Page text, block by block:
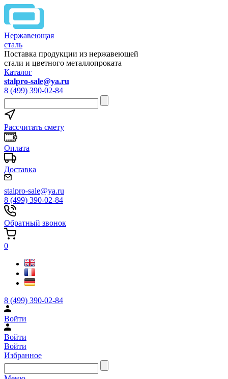
Нержавеющая
сталь
Поставка продукции из нержавеющей
стали и цветного металлопроката
Каталог
stalpro-sale@ya.ru
8 (499) 390-02-84
Рассчитать смету
Оплата
Доставка
stalpro-sale@ya.ru
8 (499) 390-02-84
Обратный звонок
0
8 (499) 390-02-84
Войти
Войти
Войти
Избранное